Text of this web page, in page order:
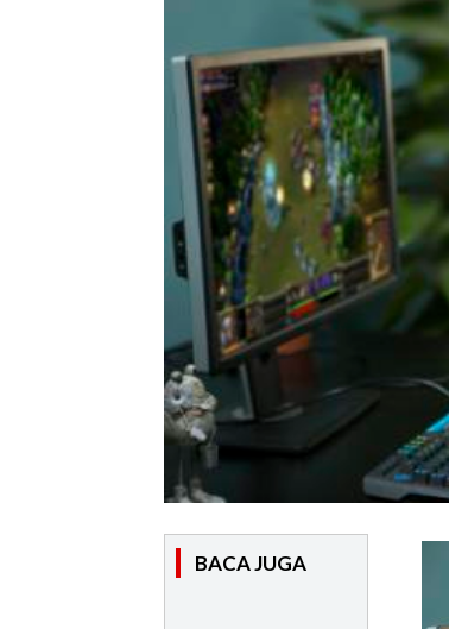
BACA JUGA